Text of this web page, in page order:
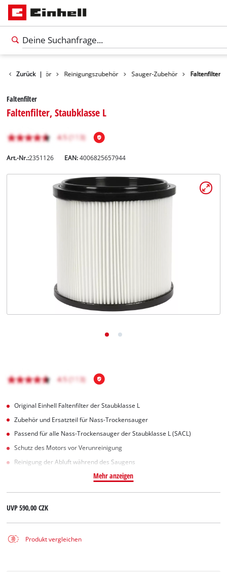
Zurück |
Zubehör Reinigungszubehör Sauger-Zubehör Faltenfilter
Faltenfilter
Faltenfilter, Staubklasse L
Art.-Nr.:2351126 EAN:4006825657944
Original Einhell Faltenfilter der Staubklasse L
Zubehör und Ersatzteil für Nass-Trockensauger
Passend für alle Nass-Trockensauger der Staubklasse L (SACL)
Schutz des Motors vor Verunreinigung
Reinigung der Abluft während des Saugens
Mehr anzeigen
UVP590,00 CZK
Produkt vergleichen